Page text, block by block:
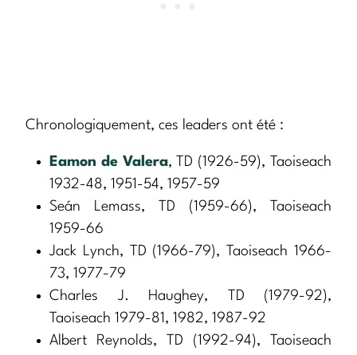
Chronologiquement, ces leaders ont été :
Eamon de Valera, TD (1926-59), Taoiseach
1932-48, 1951-54, 1957-59
Seán Lemass, TD (1959-66), Taoiseach
1959-66
Jack Lynch, TD (1966-79), Taoiseach 1966-
73, 1977-79
Charles J. Haughey, TD (1979-92),
Taoiseach 1979-81, 1982, 1987-92
Albert Reynolds, TD (1992-94), Taoiseach